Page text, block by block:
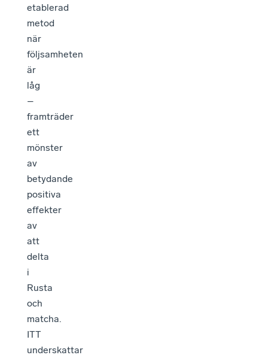
etablerad
metod
när
följsamheten
är
låg
–
framträder
ett
mönster
av
betydande
positiva
effekter
av
att
delta
i
Rusta
och
matcha.
ITT
underskattar